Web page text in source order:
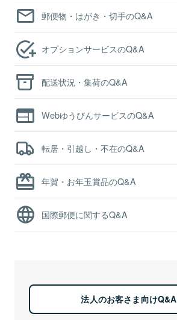
郵便物・はがき・切手のQ&A
オプションサービスのQ&A
配送状況・集荷のQ&A
WebゆうびんサービスのQ&A
転居・引越し・不在のQ&A
年賀・お年玉賞品のQ&A
国際郵便に関するQ&A
法人のお客さま向けQ&A